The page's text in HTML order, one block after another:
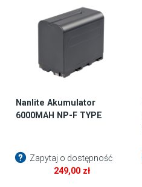
Nanlite Akumulator
6000MAH NP-F TYPE
Zapytaj o dostępność
249,00 zł